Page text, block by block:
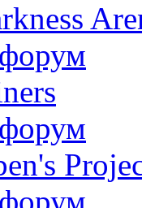
форум
форум